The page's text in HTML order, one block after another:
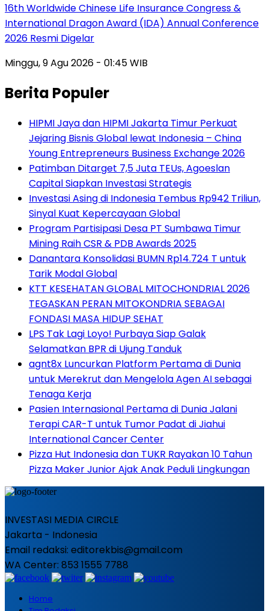
16th Worldwide Chinese Life Insurance Congress &
International Dragon Award (IDA) Annual Conference
2026 Resmi Digelar
Minggu, 9 Agu 2026 - 01:45 WIB
Berita Populer
HIPMI Jaya dan HIPMI Jakarta Timur Perkuat
Jejaring Bisnis Global lewat Indonesia – China
Young Entrepreneurs Business Exchange 2026
Patimban Ditarget 7,5 Juta TEUs, Agoeslan
Capital Siapkan Investasi Strategis
Investasi Asing di Indonesia Tembus Rp942 Triliun,
Sinyal Kuat Kepercayaan Global
Program Partisipasi Desa PT Sumbawa Timur
Mining Raih CSR & PDB Awards 2025
Danantara Konsolidasi BUMN Rp14.724 T untuk
Tarik Modal Global
KTT KESEHATAN GLOBAL MITOCHONDRIAL 2026
TEGASKAN PERAN MITOKONDRIA SEBAGAI
FONDASI MASA HIDUP SEHAT
LPS Tak Lagi Loyo! Purbaya Siap Galak
Selamatkan BPR di Ujung Tanduk
agnt8x Luncurkan Platform Pertama di Dunia
untuk Merekrut dan Mengelola Agen AI sebagai
Tenaga Kerja
Pasien Internasional Pertama di Dunia Jalani
Terapi CAR-T untuk Tumor Padat di Jiahui
International Cancer Center
Pizza Hut Indonesia dan TUKR Rayakan 10 Tahun
Pizza Maker Junior Ajak Anak Peduli Lingkungan
INVESTASI MEDIA CIRCLE
Jakarta - Indonesia
Email redaksi: editorekbis@gmail.com
WA Center: 853 1555 7788
Home